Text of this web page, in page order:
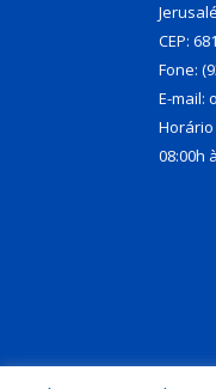
CEP:
Fone:
E-mail:
08:00h